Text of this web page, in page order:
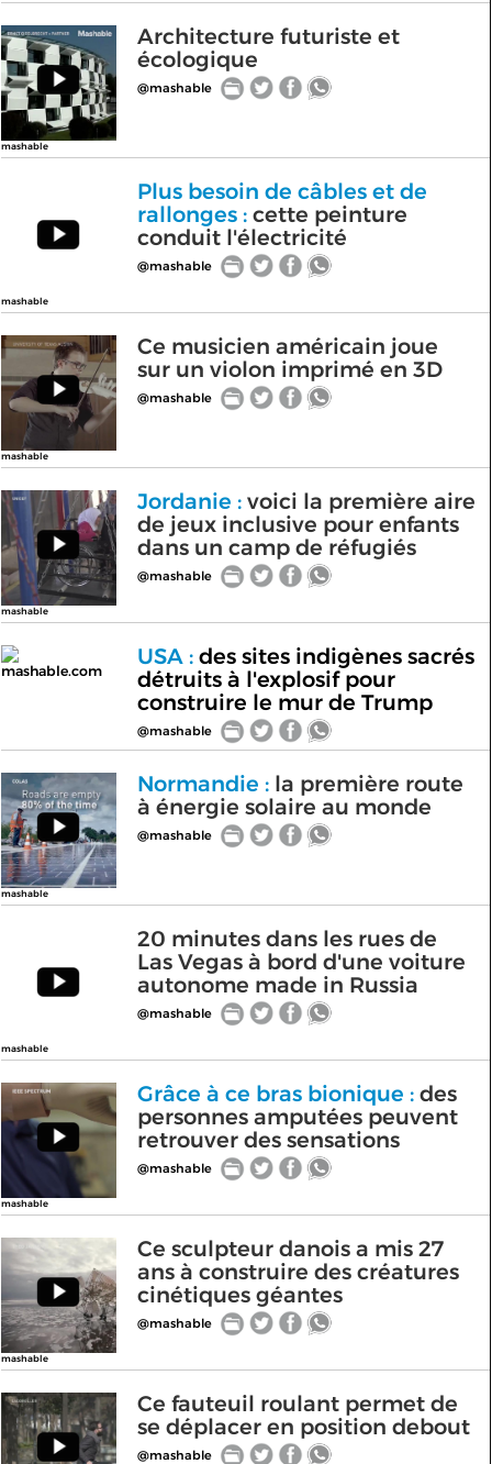
mashable
Architecture futuriste et
écologique
@mashable
mashable
Plus besoin de câbles et de
rallonges :cette peinture
conduit l'électricité
@mashable
mashable
Ce musicien américain joue
sur un violon imprimé en 3D
@mashable
mashable
Jordanie :voici la première aire
de jeux inclusive pour enfants
dans un camp de réfugiés
@mashable
mashable.com
USA :des sites indigènes sacrés
détruits à l'explosif pour
construire le mur de Trump
@mashable
mashable
Normandie :la première route
à énergie solaire au monde
@mashable
mashable
20 minutes dans les rues de
Las Vegas à bord d'une voiture
autonome made in Russia
@mashable
mashable
Grâce à ce bras bionique :des
personnes amputées peuvent
retrouver des sensations
@mashable
mashable
Ce sculpteur danois a mis 27
ans à construire des créatures
cinétiques géantes
@mashable
Ce fauteuil roulant permet de
se déplacer en position debout
@mashable